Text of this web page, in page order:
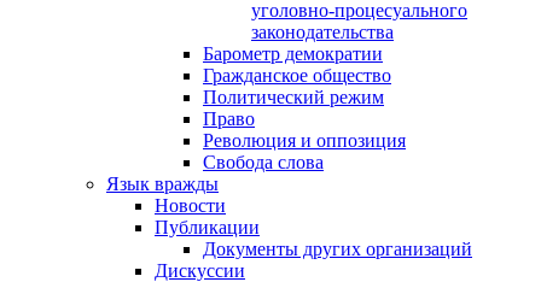
уголовно-процесуального
законодательства
Барометр демократии
Гражданское общество
Политический режим
Право
Революция и оппозиция
Свобода слова
Язык вражды
Новости
Публикации
Документы других организаций
Дискуссии